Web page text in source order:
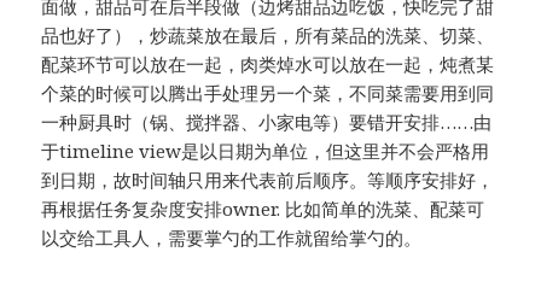
面做，甜品可在后半段做（边烤甜品边吃饭，快吃完了甜
品也好了），炒蔬菜放在最后，所有菜品的洗菜、切菜、
配菜环节可以放在一起，肉类焯水可以放在一起，炖煮某
个菜的时候可以腾出手处理另一个菜，不同菜需要用到同
一种厨具时（锅、搅拌器、小家电等）要错开安排……由
于timeline view是以日期为单位，但这里并不会严格用
到日期，故时间轴只用来代表前后顺序。等顺序安排好，
再根据任务复杂度安排owner. 比如简单的洗菜、配菜可
以交给工具人，需要掌勺的工作就留给掌勺的。